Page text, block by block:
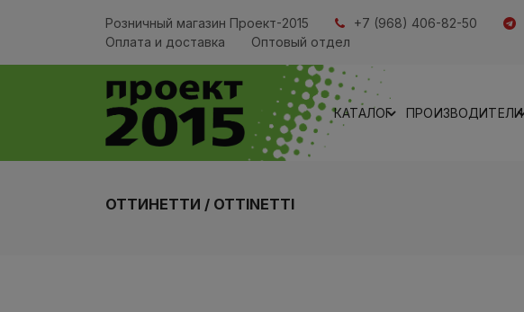
Розничный магазин Проект-2015 +7 (968) 406-82-50
Оплата и доставка
Оптовый отдел
КАТАЛОГ ПРОИЗВОДИТЕЛИ
ОТТИНЕТТИ / OTTINETTI